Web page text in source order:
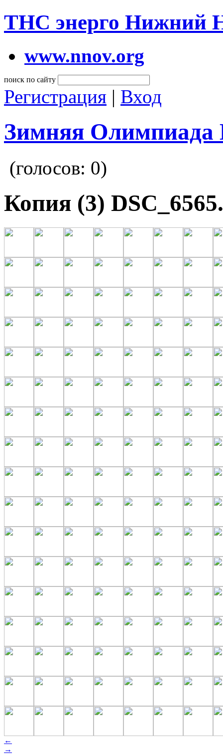
ТНС энерго Нижний
www.nnov.org
поиск по сайту
Регистрация | Вход
Зимняя Олимпиада
(голосов: 0)
Копия (3)
←
→